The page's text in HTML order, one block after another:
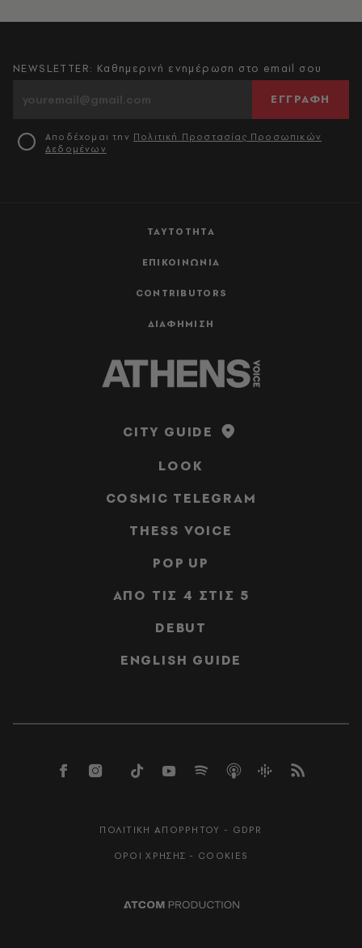
ΤΑΥΤΟΤΗΤΑ
ΕΠΙΚΟΙΝΩΝΙΑ
CONTRIBUTORS
ΔΙΑΦΗΜΙΣΗ
NEWSLETTER: Καθημερινή ενημέρωση στο email σου
ΕΓΓΡΑΦΗ
Αποδέχομαι την Πολιτική Προστασίας Προσωπικών
Δεδομένων
CITY GUIDE
LOOK
COSMIC TELEGRAM
THESS VOICE
POP UP
ΑΠΟ ΤΙΣ 4 ΣΤΙΣ 5
DEBUT
ENGLISH GUIDE
ΠΟΛΙΤΙΚΗ ΑΠΟΡΡΗΤΟΥ - GDPR
ΟΡΟΙ ΧΡΗΣΗΣ - COOKIES